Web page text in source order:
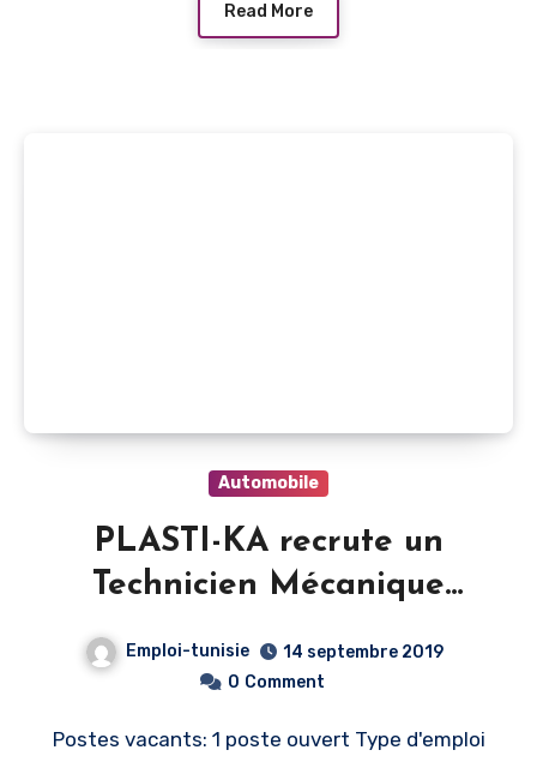
Read More
Automobile
PLASTI-KA recrute un
Technicien Mécanique
(Kalaa Kebira, Sousse,
Tunisie)
Emploi-tunisie
14 septembre 2019
0 Comment
Postes vacants: 1 poste ouvert Type d'emploi